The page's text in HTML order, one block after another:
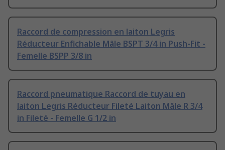
Raccord de compression en laiton Legris
Réducteur Enfichable Mâle BSPT 3/4 in Push-Fit -
Femelle BSPP 3/8 in
Raccord pneumatique Raccord de tuyau en
laiton Legris Réducteur Fileté Laiton Mâle R 3/4
in Fileté - Femelle G 1/2 in